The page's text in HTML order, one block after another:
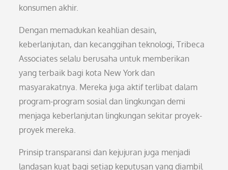
konsumen akhir.
Dengan memadukan keahlian desain,
keberlanjutan, dan kecanggihan teknologi, Tribeca
Associates selalu berusaha untuk memberikan
yang terbaik bagi kota New York dan
masyarakatnya. Mereka juga aktif terlibat dalam
program-program sosial dan lingkungan demi
menjaga keberlanjutan lingkungan sekitar proyek-
proyek mereka.
Prinsip transparansi dan kejujuran juga menjadi
landasan kuat bagi setiap keputusan yang diambil